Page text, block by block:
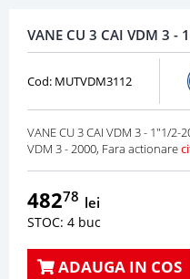
VANE CU 3 CAI VDM 3 -
Cod: MUTVDM3112
VANE CU 3 CAI VDM 3 - 1"1/2-
VDM 3 - 2000, Fara actionare
48278 lei
STOC: 4 buc
ADAUGA IN COS